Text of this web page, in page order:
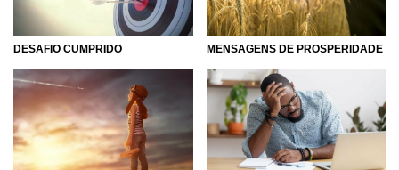
DESAFIO CUMPRIDO MENSAGENS DE PROSPERIDADE